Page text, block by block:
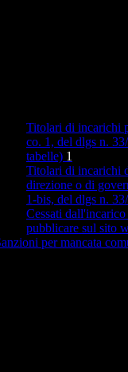
Titolari di incarichi
co. 1, del dlgs n.
tabelle) 1
Titolari di incarichi
direzione o di
1-bis, del dlgs n.
Cessati
pubblicare sul sito
per mancata